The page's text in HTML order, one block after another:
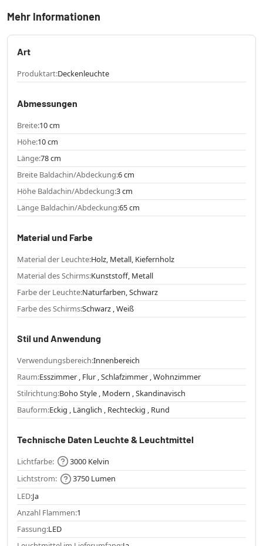
Mehr Informationen
Art
Produktart:Deckenleuchte
Abmessungen
Breite:10 cm
Höhe:10 cm
Länge:78 cm
Breite Baldachin/Abdeckung:6 cm
Höhe Baldachin/Abdeckung:3 cm
Länge Baldachin/Abdeckung:65 cm
Material und Farbe
Material der Leuchte:Holz, Metall, Kiefernholz
Material des Schirms:Kunststoff, Metall
Farbe der Leuchte:Naturfarben, Schwarz
Farbe des Schirms:Schwarz , Weiß
Stil und Anwendung
Verwendungsbereich:Innenbereich
Raum:Esszimmer , Flur , Schlafzimmer , Wohnzimmer
Stilrichtung:Boho Style , Modern , Skandinavisch
Bauform:Eckig , Länglich , Rechteckig , Rund
Technische Daten Leuchte & Leuchtmittel
Lichtfarbe:
3000 Kelvin
Lichtstrom:
3750 Lumen
LED:Ja
Anzahl Flammen:1
Fassung:LED